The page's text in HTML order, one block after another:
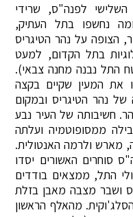
לפנה"ס, שרידי
נחשפו בתל העתיק,
הצופה על נהר הטיגריס
בתל הקדום, למעט
התל נבנה מחנה צבאי).
את המעין שקיים בקצה
נהר הטיגריס ובמקום
חשיבותה של העיר נבע
ממסופוטמיה ועלתה
מארש ולרמה האנטולית.
סוחרים האשורים יסדו
התל, ממצאים בודדים
ושבר מצבה מאבן בזלת
מהאלף הראשון